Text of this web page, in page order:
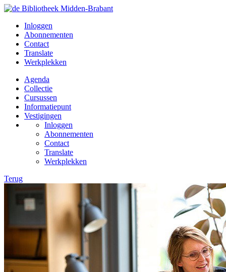
Inloggen
Abonnementen
Contact
Translate
Werkplekken
Agenda
Collectie
Cursussen
Informatiepunt
Vestigingen
Inloggen
Abonnementen
Contact
Translate
Werkplekken
Terug